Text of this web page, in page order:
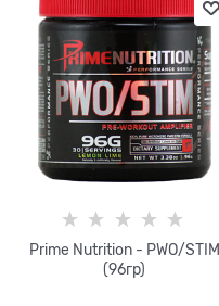
Prime Nutrition - PWO/STIM
(96гр)